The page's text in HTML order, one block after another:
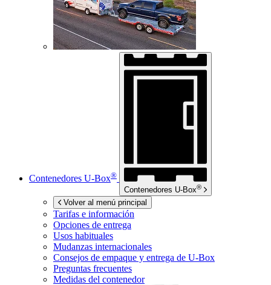
Contenedores U-Box®
Contenedores U-Box®
Volver al menú principal
Tarifas e información
Opciones de entrega
Usos habituales
Mudanzas internacionales
Consejos de empaque y entrega de U-Box
Preguntas frecuentes
Medidas del contenedor